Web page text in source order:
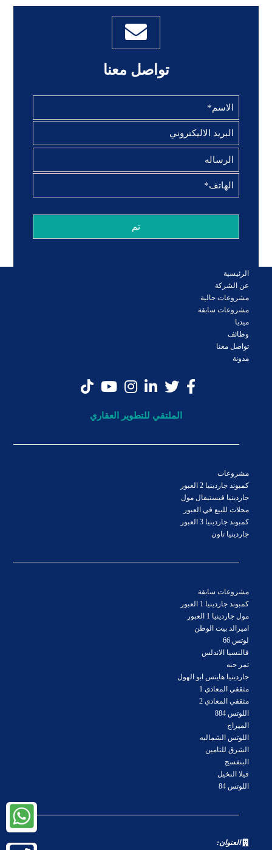
تواصل معنا
الرئيسية
عن الشركة
مشروعات حالية
مشروعات سابقة
ميديا
وظائف
تواصل معنا
مدونة
الملتقي للتطوير العقاري
مشروعات
كمبوند جاردينيا 2 العبور
جاردينيا فيستيفال مول
محلات للبيع في العبور
كمبوند جاردينيا 3 العبور
جاردينيا تاون
مشروعات سابقة
كمبوند جاردينيا 1 العبور
مول جاردينيا 1 العبور
اميرالد بيت الوطن
لوتس 66
فالنسيا الاندلس
تمر حنه
جاردينيا هايتس ابو الهول
مثقفي المعادي 1
مثقفي المعادي 2
اللوتس 884
الميراج
اللوتس الشماليه
الشرق للتامين
البنفسج
فيلا النخيل
اللوتس 84
العنوان: